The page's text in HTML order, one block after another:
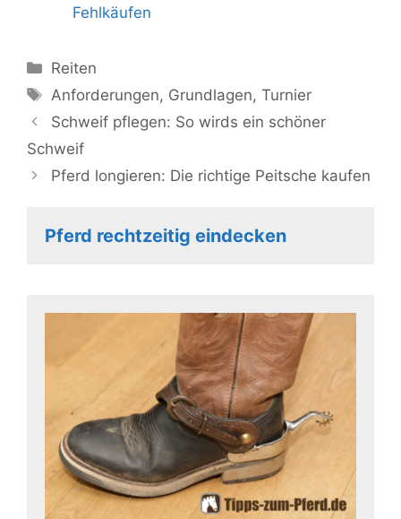
Fehlkäufen
Kategorien
Reiten
Schlagwörter
Anforderungen, Grundlagen,Turnier
Schweif pflegen: So wirds ein schöner
Schweif
Pferd longieren: Die richtige Peitsche kaufen
Pferd rechtzeitig eindecken